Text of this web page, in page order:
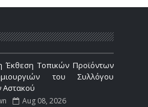
Έκθεση Τοπικών Προϊόντων
του Συλλόγου
Αστακού
Aug 08, 2026